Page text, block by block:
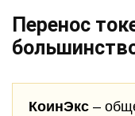
Перенос
КоинЭкс –